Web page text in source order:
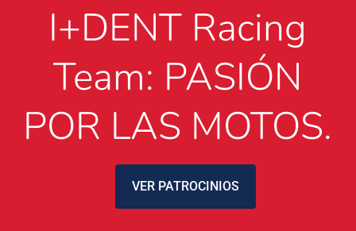
I+DENT Racing
Team: PASIÓN
POR LAS MOTOS.
VER PATROCINIOS